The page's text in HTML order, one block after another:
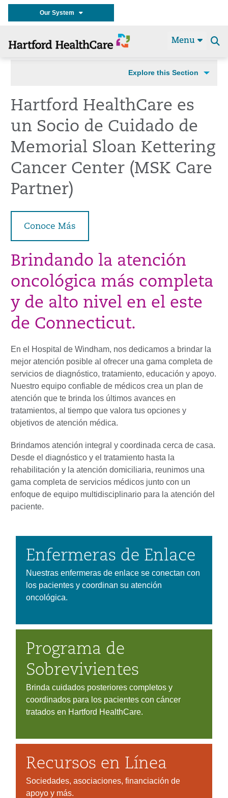
Our System
Menu
Explore this Section
Hartford HealthCare es
un Socio de Cuidado de
Memorial Sloan Kettering
Cancer Center (MSK Care
Partner)
Conoce Más
Brindando la atención
oncológica más completa
y de alto nivel en el este
de Connecticut.
En el Hospital de Windham, nos dedicamos a brindar la
mejor atención posible al ofrecer una gama completa de
servicios de diagnóstico, tratamiento, educación y apoyo.
Nuestro equipo confiable de médicos crea un plan de
atención que te brinda los últimos avances en
tratamientos, al tiempo que valora tus opciones y
objetivos de atención médica.
Brindamos atención integral y coordinada cerca de casa.
Desde el diagnóstico y el tratamiento hasta la
rehabilitación y la atención domiciliaria, reunimos una
gama completa de servicios médicos junto con un
enfoque de equipo multidisciplinario para la atención del
paciente.
Enfermeras de Enlace
Nuestras enfermeras de enlace se conectan con
los pacientes y coordinan su atención
oncológica.
Programa de
Sobrevivientes
Brinda cuidados posteriores completos y
coordinados para los pacientes con cáncer
tratados en Hartford HealthCare.
Recursos en Línea
Sociedades, asociaciones, financiación de
apoyo y más.